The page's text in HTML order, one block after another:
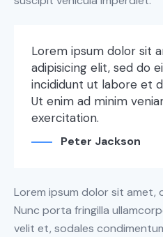
Lorem ipsum dolor sit
adipisicing elit, sed do
incididunt ut labore et
Ut enim ad minim
exercitation.
Peter Jackson
Lorem ipsum dolor sit amet,
Nunc porta fringilla
velit et, sodales